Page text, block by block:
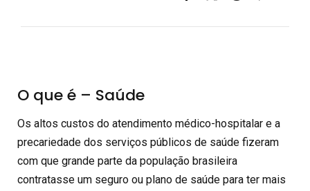
O que é – Saúde
Os altos custos do atendimento médico-hospitalar e a
precariedade dos serviços públicos de saúde fizeram
com que grande parte da população brasileira
contratasse um seguro ou plano de saúde para ter mais